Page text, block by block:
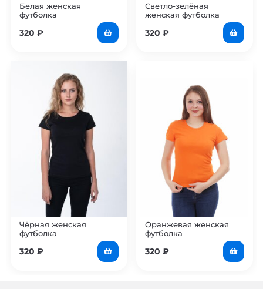
Белая женская
футболка
320 ₽
Светло-зелёная
женская футболка
320 ₽
Чёрная женская
футболка
320 ₽
Оранжевая женская
футболка
320 ₽